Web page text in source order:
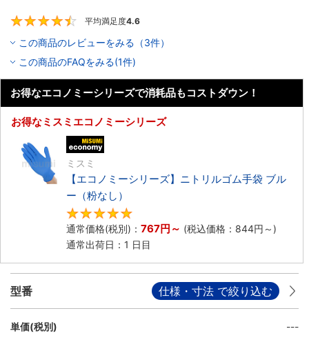
平均満足度4.6
この商品のレビューをみる（3件）
この商品のFAQをみる(1件)
お得なエコノミーシリーズで消耗品もコストダウン！
お得なミスミエコノミーシリーズ
ミスミ
【エコノミーシリーズ】ニトリルゴム手袋 ブル
ー（粉なし）
通常価格(税別)： 767円 ～ (税込価格： 844円 ～)
通常出荷日：1 日目
型番 仕様・寸法 で絞り込む
単価(税別) ---